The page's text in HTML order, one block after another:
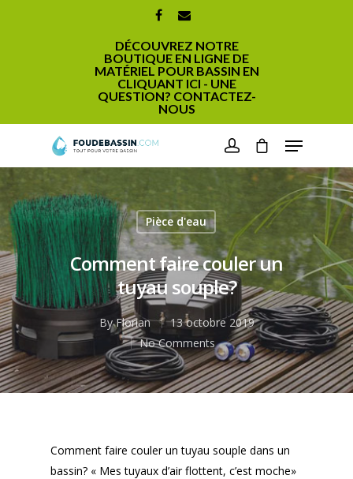
DÉCOUVREZ NOTRE
BOUTIQUE EN LIGNE DE
MATÉRIEL POUR BASSIN EN
CLIQUANT ICI - UNE
QUESTION? CONTACTEZ-
NOUS
Hit enter to search or ESC to close
Pièce d'eau
Comment faire couler un
tuyau souple?
ByFlorian
13 octobre 2019
No Comments
Comment faire couler un tuyau souple dans un
bassin? « Mes tuyaux d’air flottent, c’est moche»